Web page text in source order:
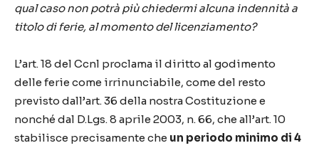
qual caso non potrà più chiedermi alcuna indennità a
titolo di ferie, al momento del licenziamento?
L’art. 18 del Ccnl proclama il diritto al godimento
delle ferie come irrinunciabile, come del resto
previsto dall’art. 36 della nostra Costituzione e
nonché dal D.Lgs. 8 aprile 2003, n. 66, che all’art. 10
stabilisce precisamente che un periodo minimo di 4